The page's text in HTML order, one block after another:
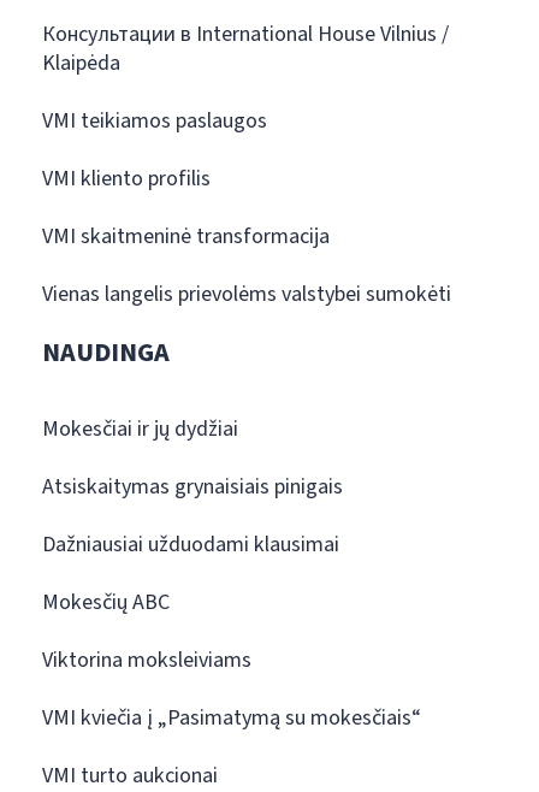
Консультации в International House Vilnius /
Klaipėda
VMI teikiamos paslaugos
VMI kliento profilis
VMI skaitmeninė transformacija
Vienas langelis prievolėms valstybei sumokėti
NAUDINGA
Mokesčiai ir jų dydžiai
Atsiskaitymas grynaisiais pinigais
Dažniausiai užduodami klausimai
Mokesčių ABC
Viktorina moksleiviams
VMI kviečia į „Pasimatymą su mokesčiais“
VMI turto aukcionai